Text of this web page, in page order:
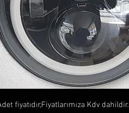
fiyatıdır,Fiyatlarımıza Kdv dahildir.